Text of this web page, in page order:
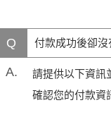
Q 付款成功後卻
A.
請提供以下資訊
確認您的付款資